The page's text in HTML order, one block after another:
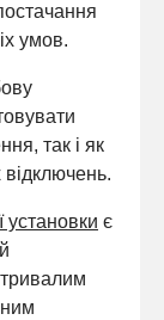
умов.
так і як
установки є
тривалим